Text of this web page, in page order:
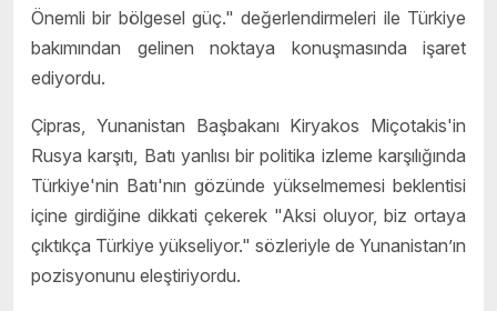
Önemli bir bölgesel güç." değerlendirmeleri ile Türkiye
bakımından gelinen noktaya konuşmasında işaret
ediyordu.
Çipras, Yunanistan Başbakanı Kiryakos Miçotakis'in
Rusya karşıtı, Batı yanlısı bir politika izleme karşılığında
Türkiye'nin Batı'nın gözünde yükselmemesi beklentisi
içine girdiğine dikkati çekerek "Aksi oluyor, biz ortaya
çıktıkça Türkiye yükseliyor." sözleriyle de Yunanistan’ın
pozisyonunu eleştiriyordu.